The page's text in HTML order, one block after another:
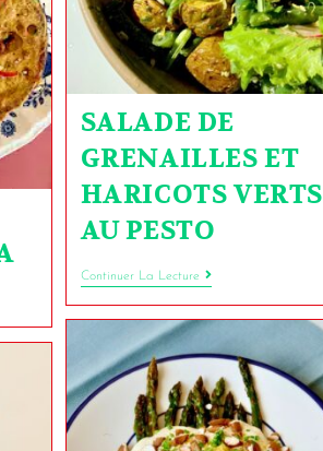
SALADE DE
GRENAILLES ET
HARICOTS VERTS
AU PESTO
Continuer La Lecture